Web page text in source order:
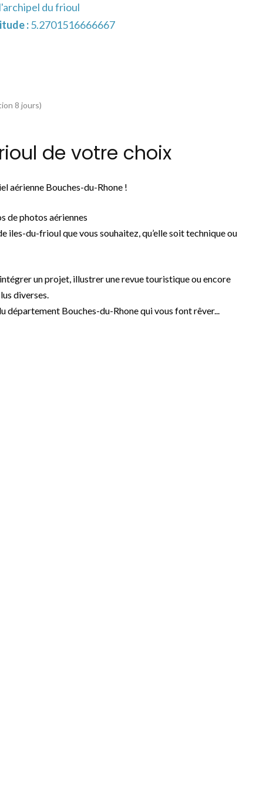
du frioul
:5.2701516666667
8 jours)
de votre choix
aérienne Bouches-du-Rhone !
de photos aériennes
iles-du-frioul que vous souhaitez, qu’elle soit technique ou
intégrer un projet, illustrer une revue touristique ou encore
diverses.
département Bouches-du-Rhone qui vous font rêver...